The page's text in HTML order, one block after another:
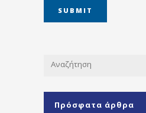
Πρόσφατα άρθρα